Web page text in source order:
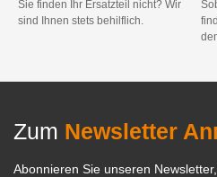
Sie finden Ihr Ersatzteil nicht? Wir
sind Ihnen stets behilflich.
Zum Newsletter
Abonnieren Sie unseren